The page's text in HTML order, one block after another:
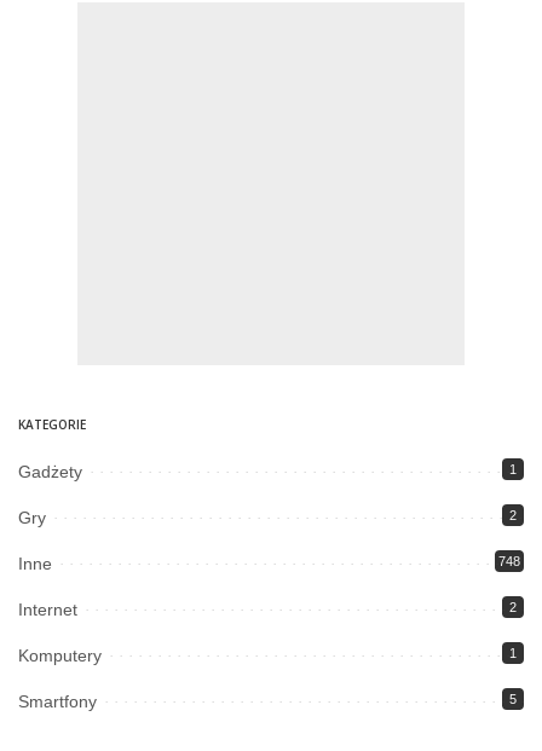
KATEGORIE
Gadżety 1
Gry 2
Inne 748
Internet 2
Komputery 1
Smartfony 5